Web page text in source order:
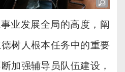
业发展全局的高度，阐
树人根本任务中的重要
加强辅导员队伍建设，